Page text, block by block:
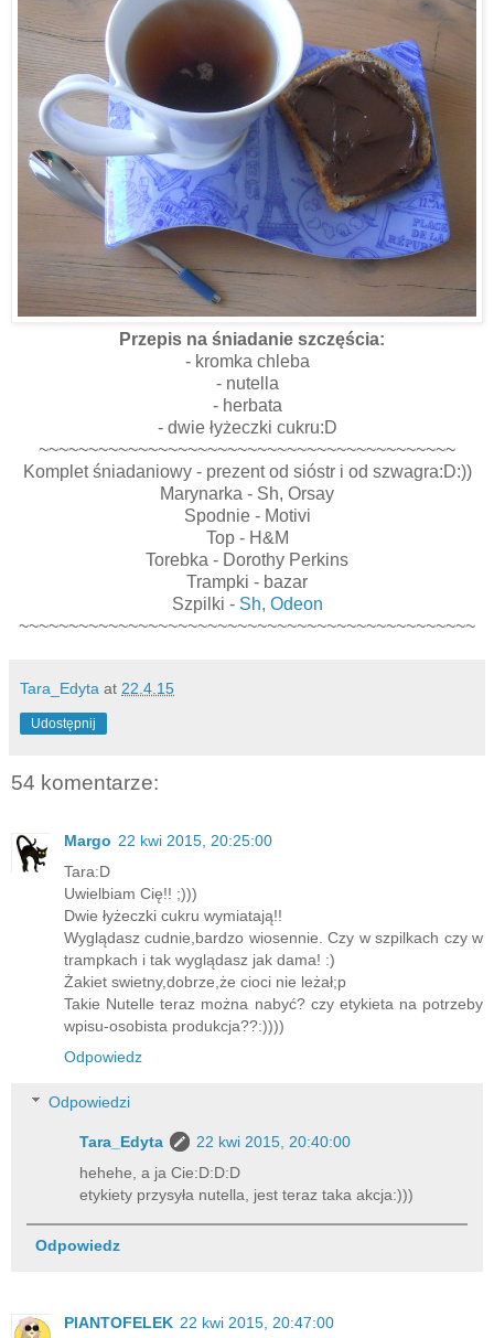
Przepis na śniadanie szczęścia:
- kromka chleba
- nutella
- herbata
- dwie łyżeczki cukru:D
~~~~~~~~~~~~~~~~~~~~~~~~~~~~~~~~~~~~~~~~~~
Komplet śniadaniowy - prezent od sióstr i od szwagra:D:))
Marynarka - Sh, Orsay
Spodnie - Motivi
Top - H&M
Torebka - Dorothy Perkins
Trampki - bazar
Szpilki - Sh, Odeon
~~~~~~~~~~~~~~~~~~~~~~~~~~~~~~~~~~~~~~~~~~~~~~
Tara_Edyta at 22.4.15
Udostępnij
54 komentarze:
Margo 22 kwi 2015, 20:25:00
Tara:D
Uwielbiam Cię!! ;)))
Dwie łyżeczki cukru wymiatają!!
Wyglądasz cudnie,bardzo wiosennie. Czy w szpilkach czy w
trampkach i tak wyglądasz jak dama! :)
Żakiet swietny,dobrze,że cioci nie leżał;p
Takie Nutelle teraz można nabyć? czy etykieta na potrzeby
wpisu-osobista produkcja??:))))
Odpowiedz
Odpowiedzi
Tara_Edyta
22 kwi 2015, 20:40:00
hehehe, a ja Cie:D:D:D
etykiety przysyła nutella, jest teraz taka akcja:)))
Odpowiedz
PlANTOFELEK 22 kwi 2015, 20:47:00